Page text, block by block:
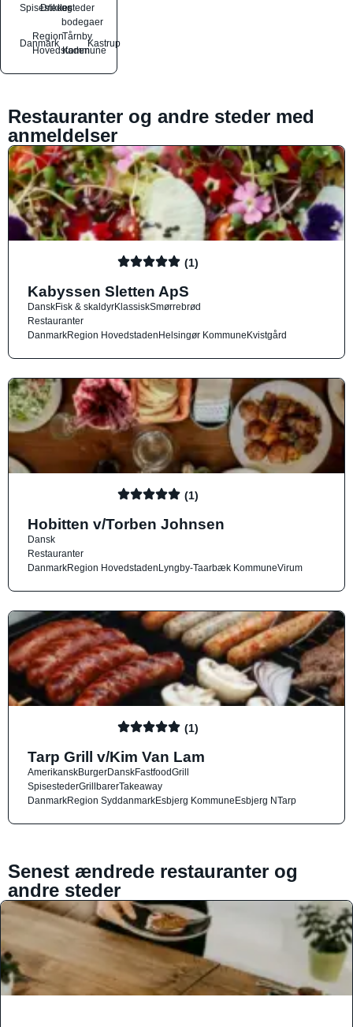
Spisesteder
Drikkesteder
og
bodegaer
Danmark
Region
Hovedstaden
Tårnby
Kommune
Kastrup
Restauranter og andre steder med
anmeldelser
(1)
Kabyssen Sletten ApS
DanskFisk & skaldyrKlassiskSmørrebrød
Restauranter
DanmarkRegion HovedstadenHelsingør KommuneKvistgård
(1)
Hobitten v/Torben Johnsen
Dansk
Restauranter
DanmarkRegion HovedstadenLyngby-Taarbæk KommuneVirum
(1)
Tarp Grill v/Kim Van Lam
AmerikanskBurgerDanskFastfoodGrill
SpisestederGrillbarerTakeaway
DanmarkRegion SyddanmarkEsbjerg KommuneEsbjerg NTarp
Senest ændrede restauranter og
andre steder